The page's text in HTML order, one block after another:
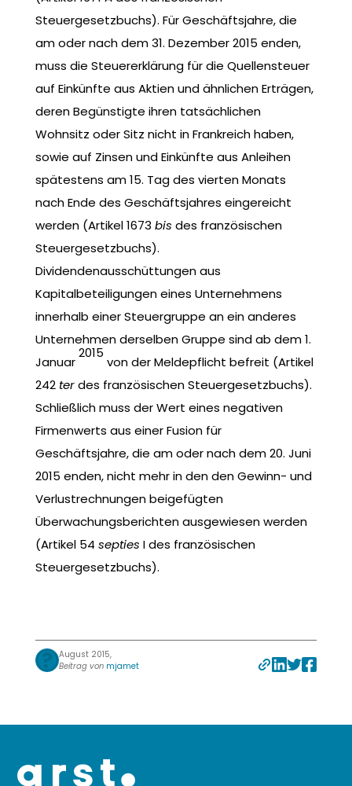
Steuergesetzbuchs). Für Geschäftsjahre, die
am oder nach dem 31. Dezember 2015 enden,
muss die Steuererklärung für die Quellensteuer
auf Einkünfte aus Aktien und ähnlichen Erträgen,
deren Begünstigte ihren tatsächlichen
Wohnsitz oder Sitz nicht in Frankreich haben,
sowie auf Zinsen und Einkünfte aus Anleihen
spätestens am 15. Tag des vierten Monats
nach Ende des Geschäftsjahres eingereicht
werden (Artikel 1673 bis des französischen
Steuergesetzbuchs).
Dividendenausschüttungen aus
Kapitalbeteiligungen eines Unternehmens
innerhalb einer Steuergruppe an ein anderes
Unternehmen derselben Gruppe sind ab dem 1.
Januar
2015
von der Meldepflicht befreit (Artikel
242 terdes französischen Steuergesetzbuchs).
Schließlich muss der Wert eines negativen
Firmenwerts aus einer Fusion für
Geschäftsjahre, die am oder nach dem 20. Juni
2015 enden, nicht mehr in den den Gewinn- und
Verlustrechnungen beigefügten
Überwachungsberichten ausgewiesen werden
(Artikel 54 septies I des französischen
Steuergesetzbuchs).
August 2015,
Beitrag von mjamet